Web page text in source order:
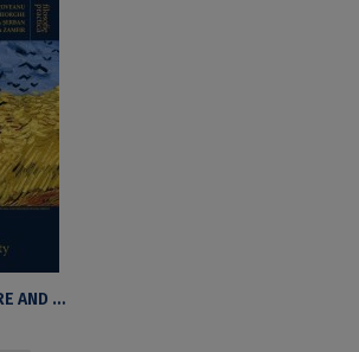
OCTAVIO PAZ: CULTURE AND MODERNITY: THE VOLUME OF THE INTERNATIONAL COLLOQUIUM “THE TRADITION OF RUPTURE”, HELD ON THE OCCASION OF THE 100-YEAR ANNIVERSARY OF THE BIRTH OF OCTAVIO PAZ